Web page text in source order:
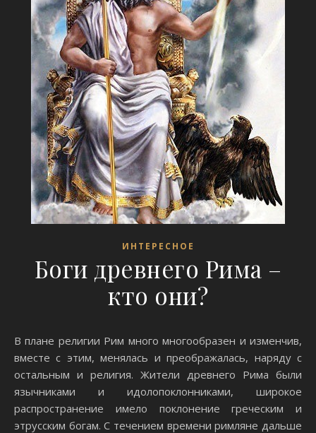
ИНТЕРЕСНОЕ
Боги древнего Рима –
кто они?
В плане религии Рим много многообразен и изменчив,
вместе с этим, менялась и преображалась, наряду с
остальным и религия. Жители древнего Рима были
язычниками и идолопоклонниками, широкое
распространение имело поклонение греческим и
этрусским богам. С течением времени римляне дальше